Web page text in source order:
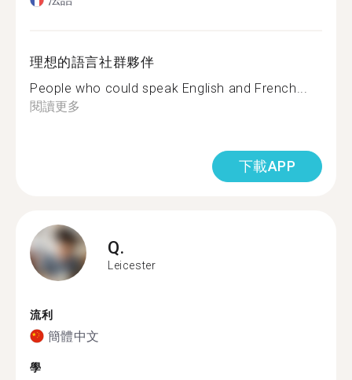
理想的語言社群夥伴
People who could speak English and French...
閱讀更多
下載APP
Q.
Leicester
流利
簡體中文
學